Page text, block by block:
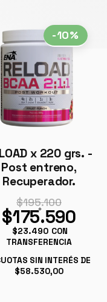
-10%
x 220 grs. -
Post entreno,
Recuperador.
$195.100
$175.590
$23.490 CON
TRANSFERENCIA
SIN INTERÉS DE
$58.530,00